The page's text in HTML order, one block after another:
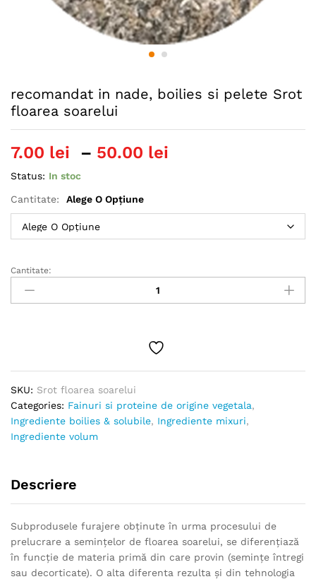
recomandat in nade, boilies si pelete Srot
floarea soarelui
7.00 lei – 50.00 lei
până
la
Status: In stoc
Cantitate: Alege O Opțiune
recomandat
nade,
soarelui
quantity
Cantitate:
SKU: Srot floarea soarelui
Categories: Fainuri si proteine de origine vegetala,
Ingrediente boilies & solubile, Ingrediente mixuri,
Ingrediente volum
Descriere
Subprodusele furajere obţinute în urma procesului de
prelucrare a seminţelor de floarea soarelui, se diferenţiază
în funcţie de materia primă din care provin (seminţe întregi
sau decorticate). O alta diferenta rezulta şi din tehnologia